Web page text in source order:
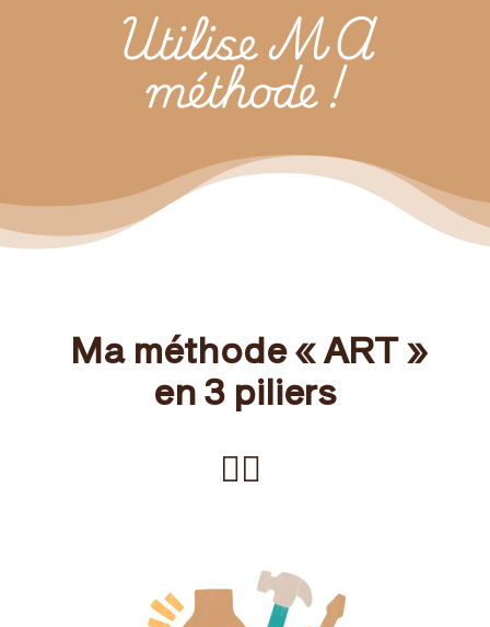
Utilise MA
méthode !
Ma méthode «ART »
en 3 piliers
👇🏻